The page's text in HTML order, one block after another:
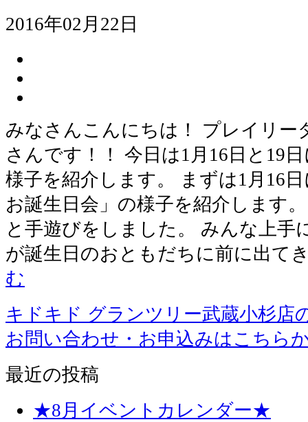
2016年02月22日
みなさんこんにちは！ プレイリー
さんです！！ 今日は1月16日と19
様子を紹介します。 まずは1月16
お誕生日会」の様子を紹介します
と手遊びをしました。 みんな上手
が誕生日のおともだちに前に出て
む
キドキド グランツリー武蔵小杉店
お問い合わせ・お申込みはこちら
最近の投稿
★8月イベントカレンダー★